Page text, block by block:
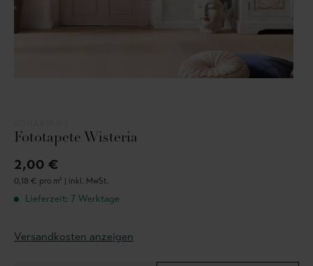
Fototapete Wisteria
2,00 €
0,18 € pro m² | inkl. MwSt.
Lieferzeit: 7 Werktage
Versandkosten anzeigen